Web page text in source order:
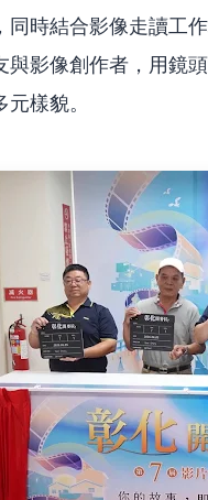
同時結合影像走讀工
影像創作者，用鏡
樣貌。